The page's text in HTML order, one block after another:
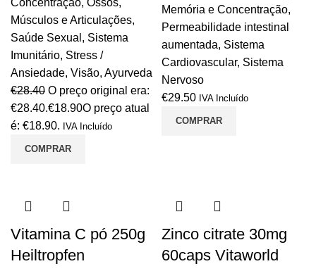
Músculos e Articulações,
Saúde Sexual , Sistema
Imunitário, Stress /
Ansiedade, Visão, Ayurveda
€28.40 O preço original era:
€28.40.€18.90O preço atual
é: €18.90. IVA Incluído
COMPRAR
Memória e Concentração,
Permeabilidade intestinal
aumentada, Sistema
Cardiovascular, Sistema
Nervoso
€29.50 IVA Incluído
COMPRAR
Vitamina C pó 250g
Heiltropfen
Zinco citrate 30mg
60caps Vitaworld